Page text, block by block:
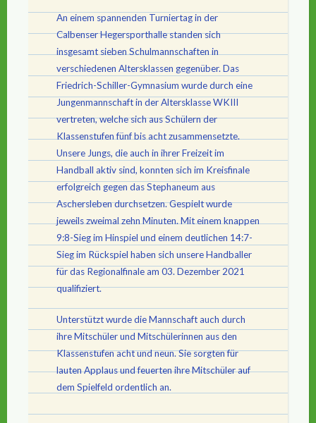
An einem spannenden Turniertag in der
Calbenser Hegersporthalle standen sich
insgesamt sieben Schulmannschaften in
verschiedenen Altersklassen gegenüber. Das
Friedrich-Schiller-Gymnasium wurde durch eine
Jungenmannschaft in der Altersklasse WKIII
vertreten, welche sich aus Schülern der
Klassenstufen fünf bis acht zusammensetzte.
Unsere Jungs, die auch in ihrer Freizeit im
Handball aktiv sind, konnten sich im Kreisfinale
erfolgreich gegen das Stephaneum aus
Aschersleben durchsetzen. Gespielt wurde
jeweils zweimal zehn Minuten. Mit einem knappen
9:8-Sieg im Hinspiel und einem deutlichen 14:7-
Sieg im Rückspiel haben sich unsere Handballer
für das Regionalfinale am 03. Dezember 2021
qualifiziert.
Unterstützt wurde die Mannschaft auch durch
ihre Mitschüler und Mitschülerinnen aus den
Klassenstufen acht und neun. Sie sorgten für
lauten Applaus und feuerten ihre Mitschüler auf
dem Spielfeld ordentlich an.